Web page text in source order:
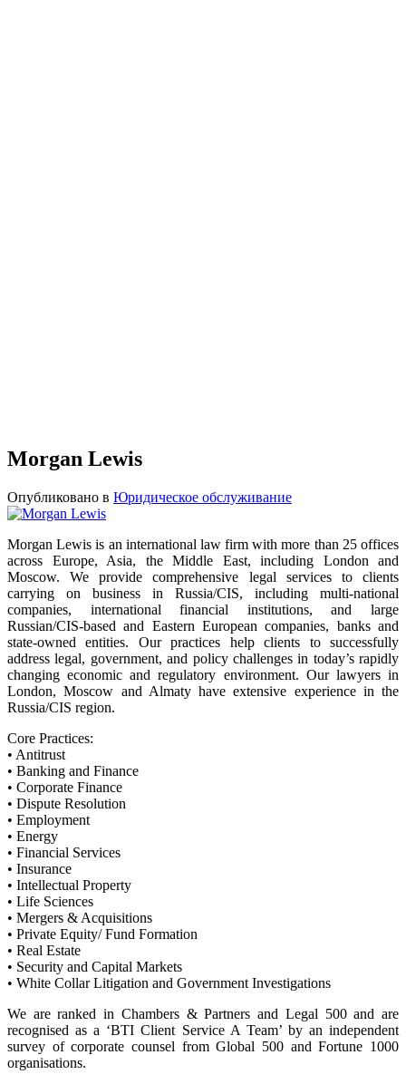
Morgan Lewis
Опубликовано в Юридическое обслуживание
Morgan Lewis is an international law firm with more than 25 offices
across Europe, Asia, the Middle East, including London and
Moscow. We provide comprehensive legal services to clients
carrying on business in Russia/CIS, including multi-national
companies, international financial institutions, and large
Russian/CIS-based and Eastern European companies, banks and
state-owned entities. Our practices help clients to successfully
address legal, government, and policy challenges in today’s rapidly
changing economic and regulatory environment. Our lawyers in
London, Moscow and Almaty have extensive experience in the
Russia/CIS region.
Core Practices:
• Antitrust
• Banking and Finance
• Corporate Finance
• Dispute Resolution
• Employment
• Energy
• Financial Services
• Insurance
• Intellectual Property
• Life Sciences
• Mergers & Acquisitions
• Private Equity/ Fund Formation
• Real Estate
• Security and Capital Markets
• White Collar Litigation and Government Investigations
We are ranked in Chambers & Partners and Legal 500 and are
recognised as a ‘BTI Client Service A Team’ by an independent
survey of corporate counsel from Global 500 and Fortune 1000
organisations.